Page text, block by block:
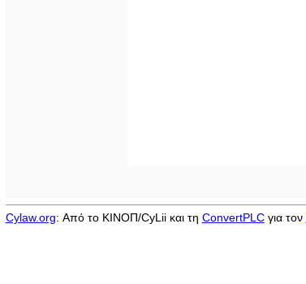
Cylaw.org: Από το ΚΙΝOΠ/CyLii και τη ConvertPLCγια τον